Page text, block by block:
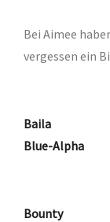
Bei Aimee
vergessen ein
Blue-